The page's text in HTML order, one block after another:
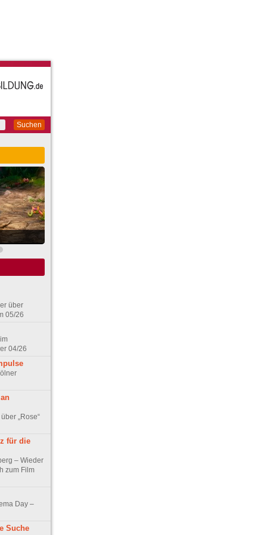
Suchen
über
05/26
04/26
„Rose“
für die
– Wieder
zum Film
Day –
Suche